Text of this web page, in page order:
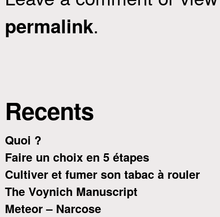
permalink.
Recents
Quoi ?
Faire un choix en 5 étapes
Cultiver et fumer son tabac à rouler
The Voynich Manuscript
Meteor – Narcose